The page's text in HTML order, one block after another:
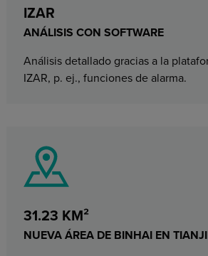
IZAR
ANÁLISIS CON SOFTWARE
Análisis detallado gracias a la
IZAR, p. ej., funciones de alarma.
31.23 KM²
NUEVA ÁREA DE BINHAI EN